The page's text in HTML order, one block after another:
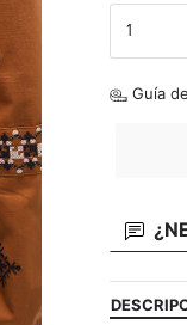
Guía